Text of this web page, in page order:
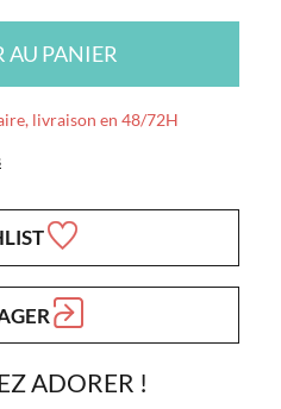
AU PANIER
livraison en 48/72H
ADORER !